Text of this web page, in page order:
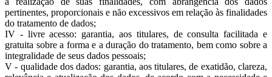
pertinentes, proporcionais e não excessivos em relação às finalidades
do tratamento de dados;
IV - livre acesso: garantia, aos titulares, de consulta facilitada e
gratuita sobre a forma e a duração do tratamento, bem como sobre a
integralidade de seus dados pessoais;
V - qualidade dos dados: garantia, aos titulares, de exatidão, clareza,